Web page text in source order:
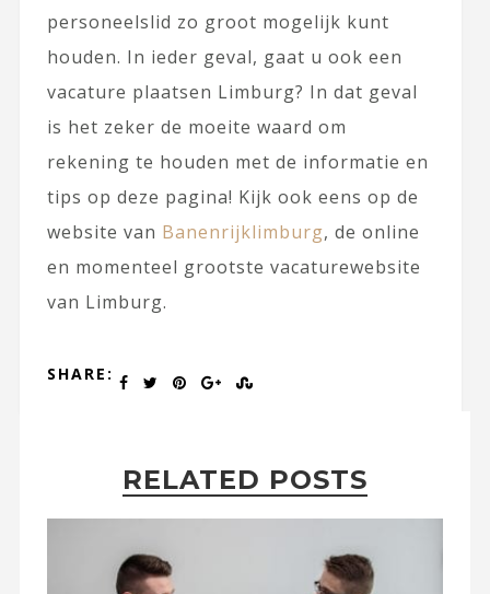
personeelslid zo groot mogelijk kunt
houden. In ieder geval, gaat u ook een
vacature plaatsen Limburg? In dat geval
is het zeker de moeite waard om
rekening te houden met de informatie en
tips op deze pagina! Kijk ook eens op de
website van Banenrijklimburg, de online
en momenteel grootste vacaturewebsite
van Limburg.
SHARE:
RELATED POSTS